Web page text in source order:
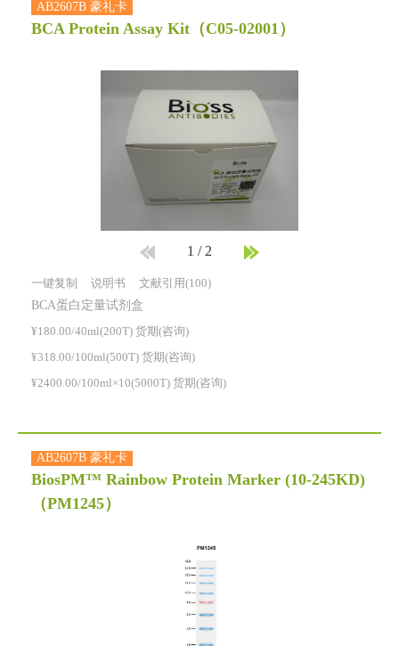
AB2607B 豪礼卡
BCA Protein Assay Kit （C05-02001）
1 /2
一键复制 说明书 文献引用(100)
BCA蛋白定量试剂盒
¥180.00/40ml(200T) 货期(咨询)
¥318.00/100ml(500T) 货期(咨询)
¥2400.00/100ml×10(5000T) 货期(咨询)
AB2607B 豪礼卡
BiosPM™ Rainbow Protein Marker (10-245KD)
（PM1245）